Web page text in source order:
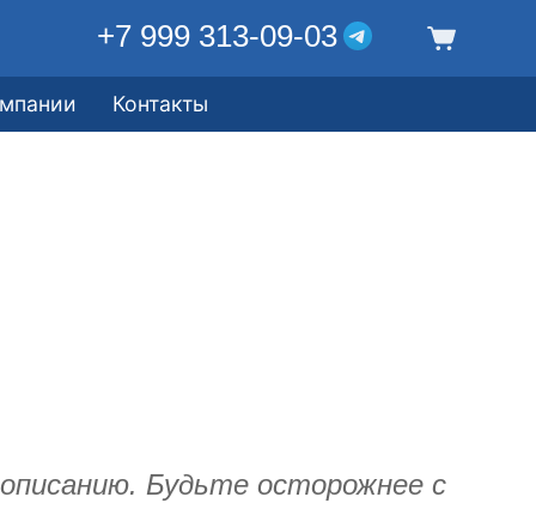
+7 999 313-09-03
Контакты
Будьте осторожнее с